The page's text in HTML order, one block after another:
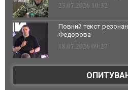
23.07.2026 10:32
Повний текст
Федорова
18.07.2026 09:27